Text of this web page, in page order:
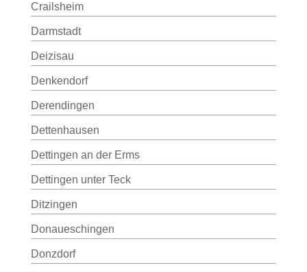
Crailsheim
Darmstadt
Deizisau
Denkendorf
Derendingen
Dettenhausen
Dettingen an der Erms
Dettingen unter Teck
Ditzingen
Donaueschingen
Donzdorf